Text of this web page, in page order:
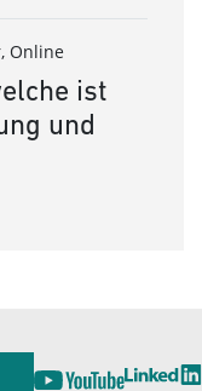
Online
ist
und